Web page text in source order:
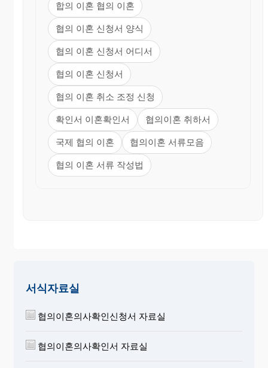
합의 이혼 협의 이혼
협의 이혼 신청서 양식
협의 이혼 신청서 어디서
협의 이혼 신청서
협의 이혼 취소 조정 신청
확인서 이혼확인서 협의이혼 취하서
국제 협의 이혼 협의이혼 서류모음
협의 이혼 서류 작성법
서식자료실
협의이혼의사확인신청서 자료실
협의이혼의사확인서 자료실